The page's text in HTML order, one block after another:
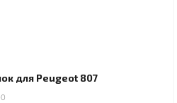
для Peugeot 807